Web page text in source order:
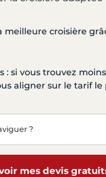
meilleure croisière
: si vous trouvez
aligner sur le tarif le
mes devis